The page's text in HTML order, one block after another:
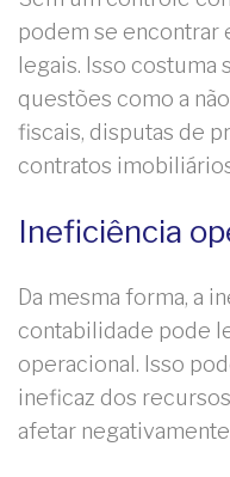
podem se encontrar
legais. Isso
questões como a
fiscais, disputas de
contratos
Ineficiência
Da mesma forma, a
contabilidade pode
operacional. Isso
ineficaz dos
afetar